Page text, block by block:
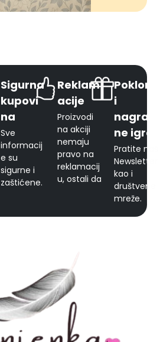
Sigurna
kupovi
na
Sve
informacij
e su
sigurne i
zaštićene.
Reklam
acije
Proizvodi
na akciji
nemaju
pravo na
reklamacij
u, ostali da
Pokloni
i
nagrad
ne igre
Pratite naš
Newsletter
kao i
društvene
mreže.